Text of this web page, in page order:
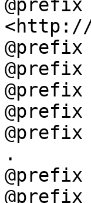
@prefix
<http://
.
@prefix